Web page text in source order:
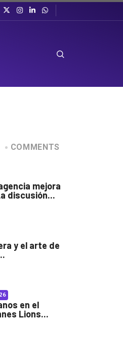
COMMENTS
mejora
discusión...
y el arte de
en el
Lions...